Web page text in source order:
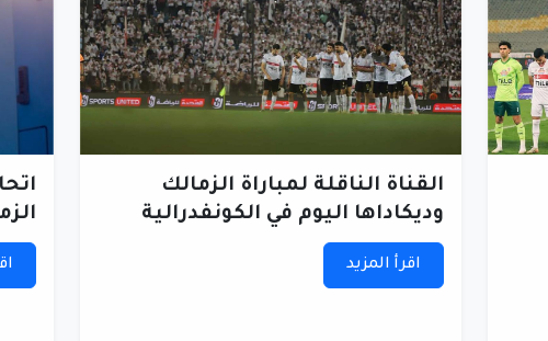
القناة الناقلة لمباراة الزمالك
وديكاداها اليوم في الكونفدرالية
اقرأ المزيد